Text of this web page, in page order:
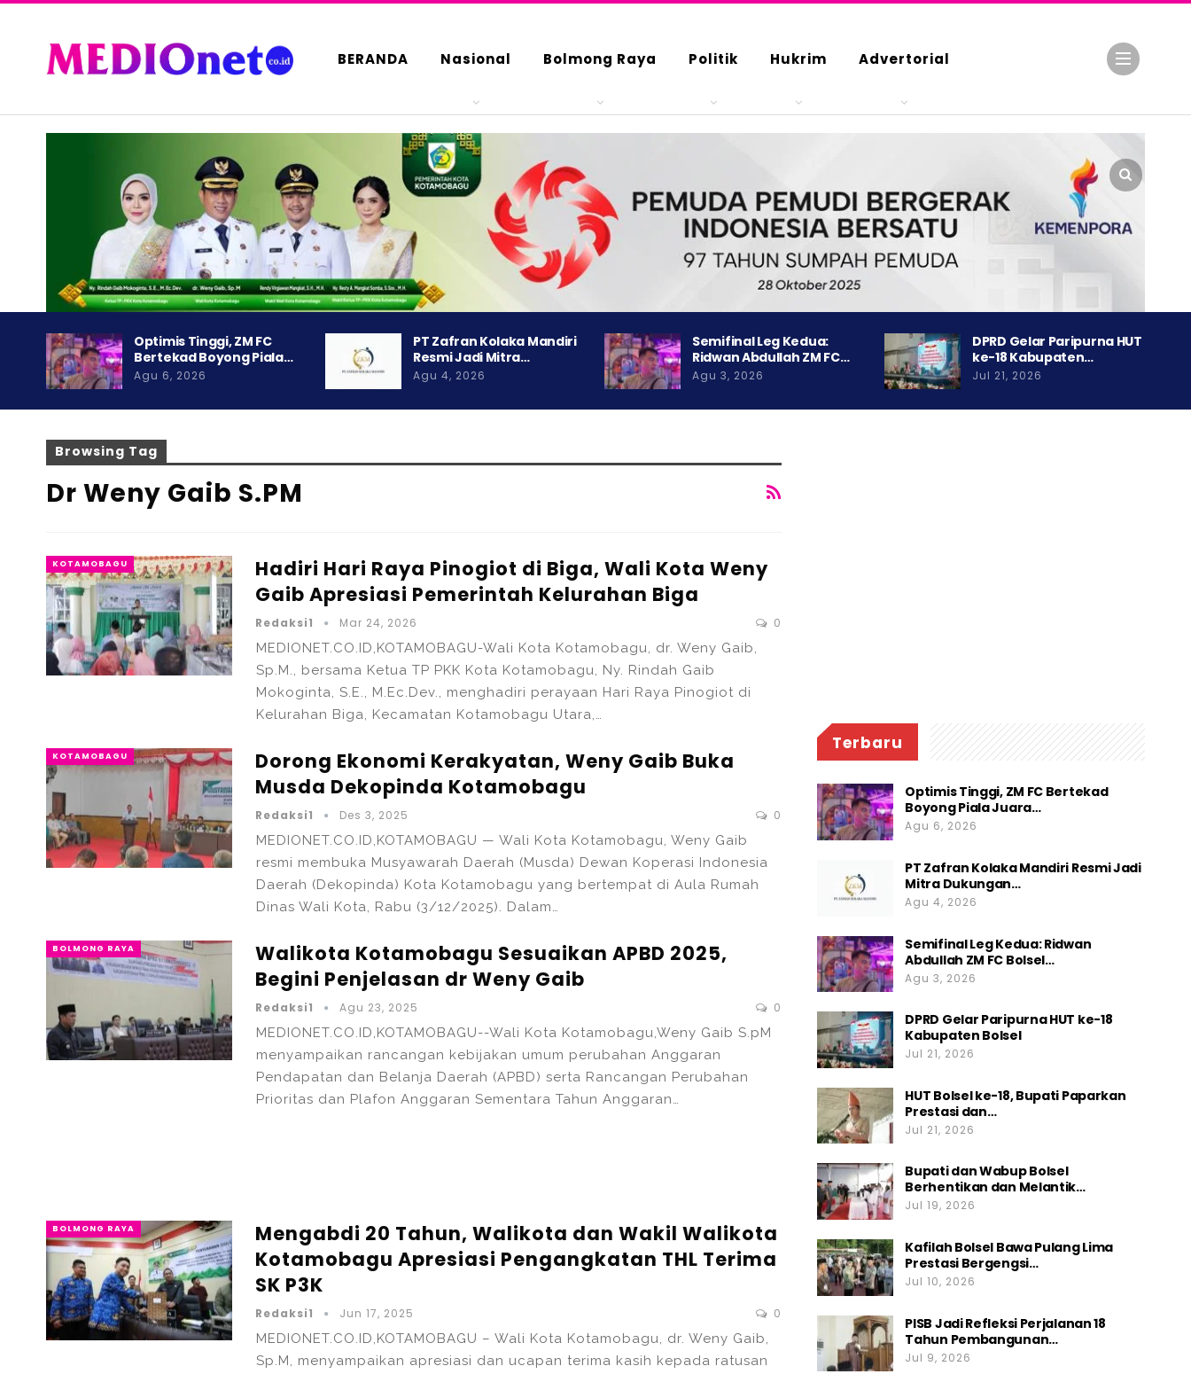
BERANDA Nasional Bolmong Raya Politik Hukrim Advertorial
Optimis Tinggi, ZM FC
Bertekad Boyong Piala…
Agu 6, 2026
PT Zafran Kolaka Mandiri
Resmi Jadi Mitra…
Agu 4, 2026
Semifinal Leg Kedua:
Ridwan Abdullah ZM FC…
Agu 3, 2026
DPRD Gelar Paripurna HUT
ke-18 Kabupaten…
Jul 21, 2026
Browsing Tag
Dr Weny Gaib S.pM
KOTAMOBAGU
Hadiri Hari Raya Pinogiot di Biga, Wali Kota Weny
Gaib Apresiasi Pemerintah Kelurahan Biga
Redaksi1 Mar 24, 2026 0
MEDIONET.CO.ID,KOTAMOBAGU-Wali Kota Kotamobagu, dr. Weny Gaib,
Sp.M., bersama Ketua TP PKK Kota Kotamobagu, Ny. Rindah Gaib
Mokoginta, S.E., M.Ec.Dev., menghadiri perayaan Hari Raya Pinogiot di
Kelurahan Biga, Kecamatan Kotamobagu Utara,…
KOTAMOBAGU
Dorong Ekonomi Kerakyatan, Weny Gaib Buka
Musda Dekopinda Kotamobagu
Redaksi1 Des 3, 2025 0
MEDIONET.CO.ID,KOTAMOBAGU — Wali Kota Kotamobagu, Weny Gaib
resmi membuka Musyawarah Daerah (Musda) Dewan Koperasi Indonesia
Daerah (Dekopinda) Kota Kotamobagu yang bertempat di Aula Rumah
Dinas Wali Kota, Rabu (3/12/2025). Dalam…
BOLMONG RAYA
Walikota Kotamobagu Sesuaikan APBD 2025,
Begini Penjelasan dr Weny Gaib
Redaksi1 Agu 23, 2025 0
MEDIONET.CO.ID,KOTAMOBAGU--Wali Kota Kotamobagu,Weny Gaib S.pM
menyampaikan rancangan kebijakan umum perubahan Anggaran
Pendapatan dan Belanja Daerah (APBD) serta Rancangan Perubahan
Prioritas dan Plafon Anggaran Sementara Tahun Anggaran…
BOLMONG RAYA
Mengabdi 20 Tahun, Walikota dan Wakil Walikota
Kotamobagu Apresiasi Pengangkatan THL Terima
SK P3K
Redaksi1 Jun 17, 2025 0
MEDIONET.CO.ID,KOTAMOBAGU – Wali Kota Kotamobagu, dr. Weny Gaib,
Sp.M, menyampaikan apresiasi dan ucapan terima kasih kepada ratusan
Terbaru
Optimis Tinggi, ZM FC Bertekad
Boyong Piala Juara…
Agu 6, 2026
PT Zafran Kolaka Mandiri Resmi Jadi
Mitra Dukungan…
Agu 4, 2026
Semifinal Leg Kedua: Ridwan
Abdullah ZM FC Bolsel…
Agu 3, 2026
DPRD Gelar Paripurna HUT ke-18
Kabupaten Bolsel
Jul 21, 2026
HUT Bolsel ke-18, Bupati Paparkan
Prestasi dan…
Jul 21, 2026
Bupati dan Wabup Bolsel
Berhentikan dan Melantik…
Jul 19, 2026
Kafilah Bolsel Bawa Pulang Lima
Prestasi Bergengsi…
Jul 10, 2026
PISB Jadi Refleksi Perjalanan 18
Tahun Pembangunan…
Jul 9, 2026